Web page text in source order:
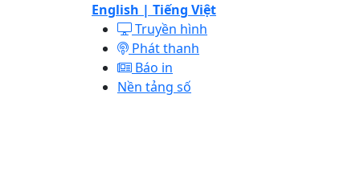
English | Tiếng Việt
Truyền hình
Phát thanh
Báo in
Nền tảng số